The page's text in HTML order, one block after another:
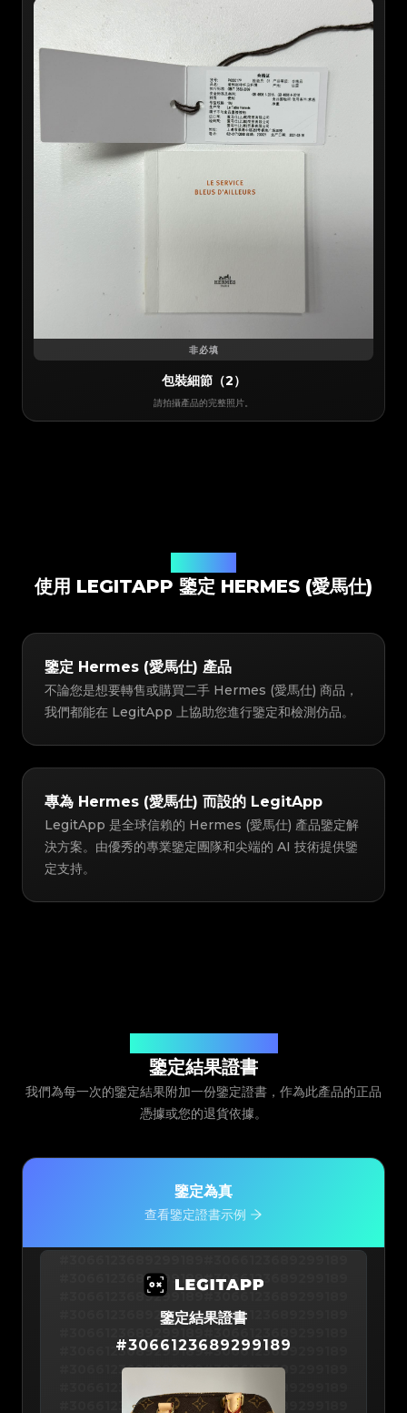
非必填
包裝細節（2）
請拍攝產品的完整照片。
使用 LEGITAPP 鑒定 HERMES (愛馬仕)
鑒定 Hermes (愛馬仕) 產品
不論您是想要轉售或購買二手 Hermes (愛馬仕) 商品，
我們都能在 LegitApp 上協助您進行鑒定和檢測仿品。
專為 Hermes (愛馬仕) 而設的 LegitApp
LegitApp 是全球信賴的 Hermes (愛馬仕) 產品鑒定解
決方案。由優秀的專業鑒定團隊和尖端的 AI 技術提供鑒
定支持。
鑒定結果證書
我們為每一次的鑒定結果附加一份鑒定證書，作為此產品的正品
憑據或您的退貨依據。
鑒定為真
查看鑒定證書示例
#3066123689299189#3066123689299189
#3066123689299189#3066123689299189
#3066123689299189#3066123689299189
#3066123689299189#3066123689299189
#3066123689299189#3066123689299189
#3066123689299189#3066123689299189
鑒定結果證書
#3066123689299189